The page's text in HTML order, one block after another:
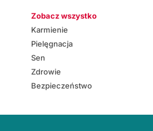
Zobacz wszystko
Karmienie
Pielęgnacja
Sen
Zdrowie
Bezpieczeństwo